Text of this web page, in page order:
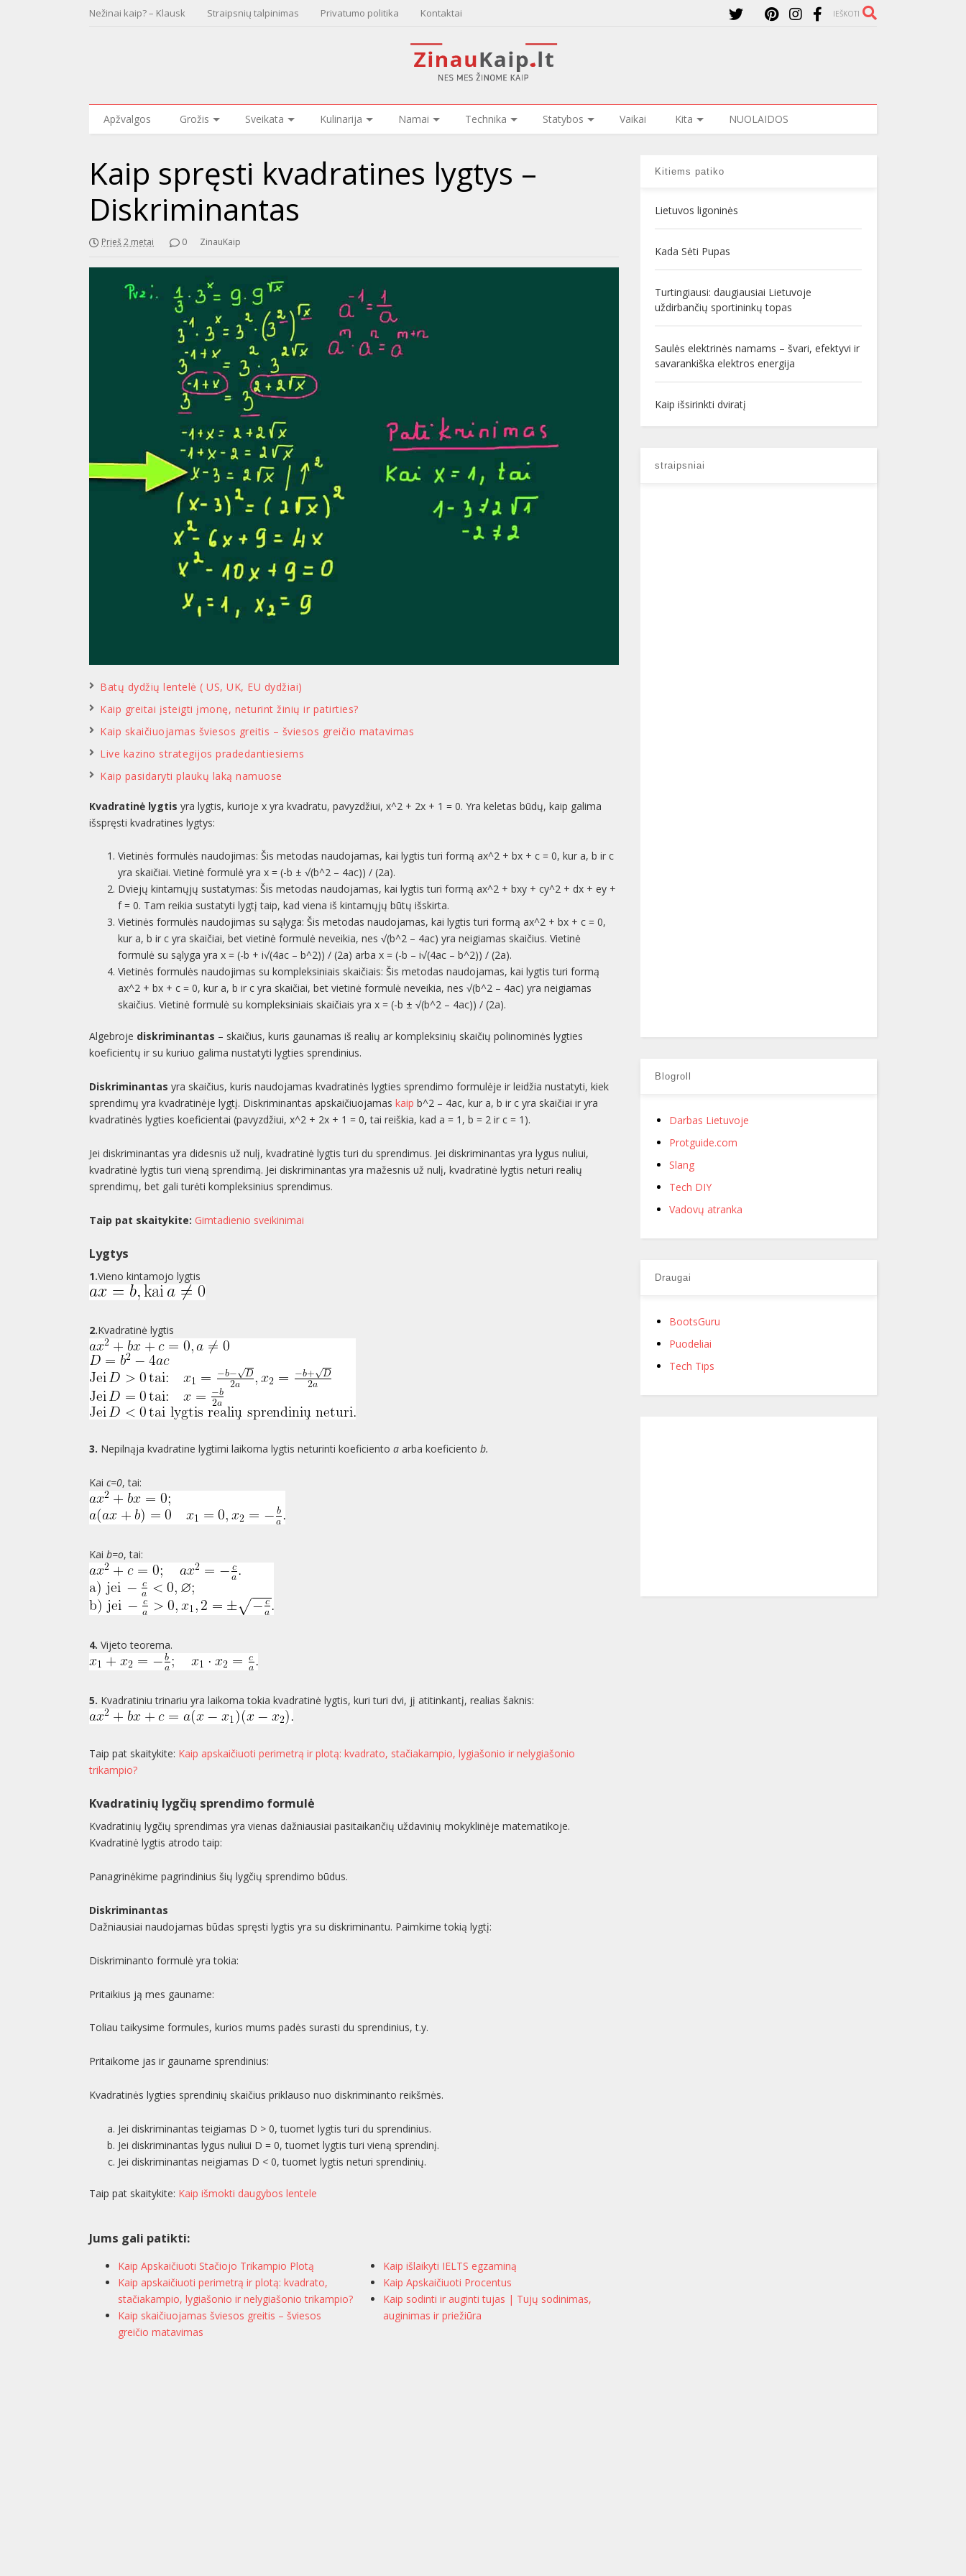
Nežinai kaip? – Klausk Straipsnių talpinimas Privatumo politika Kontaktai IEŠKOTI
Apžvalgos Grožis Sveikata Kulinarija Namai Technika Statybos Vaikai Kita NUOLAIDOS
Kaip spręsti kvadratines lygtys –
Diskriminantas
Prieš 2 metai 0 ZinauKaip
Batų dydžių lentelė ( US, UK, EU dydžiai)
Kaip greitai įsteigti įmonę, neturint žinių ir patirties?
Kaip skaičiuojamas šviesos greitis – šviesos greičio matavimas
Live kazino strategijos pradedantiesiems
Kaip pasidaryti plaukų laką namuose
Kvadratinė lygtis yra lygtis, kurioje x yra kvadratu, pavyzdžiui, x^2 + 2x + 1 = 0. Yra keletas būdų, kaip galima
išspręsti kvadratines lygtys:
Vietinės formulės naudojimas: Šis metodas naudojamas, kai lygtis turi formą ax^2 + bx + c = 0, kur a, b ir c
yra skaičiai. Vietinė formulė yra x = (-b ± √(b^2 – 4ac)) / (2a).
Dviejų kintamųjų sustatymas: Šis metodas naudojamas, kai lygtis turi formą ax^2 + bxy + cy^2 + dx + ey +
f = 0. Tam reikia sustatyti lygtį taip, kad viena iš kintamųjų būtų išskirta.
Vietinės formulės naudojimas su sąlyga: Šis metodas naudojamas, kai lygtis turi formą ax^2 + bx + c = 0,
kur a, b ir c yra skaičiai, bet vietinė formulė neveikia, nes √(b^2 – 4ac) yra neigiamas skaičius. Vietinė
formulė su sąlyga yra x = (-b + i√(4ac – b^2)) / (2a) arba x = (-b – i√(4ac – b^2)) / (2a).
Vietinės formulės naudojimas su kompleksiniais skaičiais: Šis metodas naudojamas, kai lygtis turi formą
ax^2 + bx + c = 0, kur a, b ir c yra skaičiai, bet vietinė formulė neveikia, nes √(b^2 – 4ac) yra neigiamas
skaičius. Vietinė formulė su kompleksiniais skaičiais yra x = (-b ± √(b^2 – 4ac)) / (2a).
Algebroje diskriminantas – skaičius, kuris gaunamas iš realių ar kompleksinių skaičių polinominės lygties
koeficientų ir su kuriuo galima nustatyti lygties sprendinius.
Diskriminantas yra skaičius, kuris naudojamas kvadratinės lygties sprendimo formulėje ir leidžia nustatyti, kiek
sprendimų yra kvadratinėje lygtį. Diskriminantas apskaičiuojamaskaip b^2 – 4ac, kur a, b ir c yra skaičiai ir yra
kvadratinės lygties koeficientai (pavyzdžiui, x^2 + 2x + 1 = 0, tai reiškia, kad a = 1, b = 2 ir c = 1).
Jei diskriminantas yra didesnis už nulį, kvadratinė lygtis turi du sprendimus. Jei diskriminantas yra lygus nuliui,
kvadratinė lygtis turi vieną sprendimą. Jei diskriminantas yra mažesnis už nulį, kvadratinė lygtis neturi realių
sprendimų, bet gali turėti kompleksinius sprendimus.
Taip pat skaitykite: Gimtadienio sveikinimai
Lygtys
1.Vieno kintamojo lygtis
2.Kvadratinė lygtis
3. Nepilnąja kvadratine lygtimi laikoma lygtis neturinti koeficientoa arba koeficientob.
Kaic=0, tai:
Kaib=o, tai:
4.Vijeto teorema.
5. Kvadratiniu trinariu yra laikoma tokia kvadratinė lygtis, kuri turi dvi, jį atitinkantį, realias šaknis:
Taip pat skaitykite: Kaip apskaičiuoti perimetrą ir plotą: kvadrato, stačiakampio, lygiašonio ir nelygiašonio
trikampio?
Kvadratinių lygčių sprendimo formulė
Kvadratinių lygčių sprendimas yra vienas dažniausiai pasitaikančių uždavinių mokyklinėje matematikoje.
Kvadratinė lygtis atrodo taip:
Panagrinėkime pagrindinius šių lygčių sprendimo būdus.
Diskriminantas
Dažniausiai naudojamas būdas spręsti lygtis yra su diskriminantu. Paimkime tokią lygtį:
Diskriminanto formulė yra tokia:
Pritaikius ją mes gauname:
Toliau taikysime formules, kurios mums padės surasti du sprendinius, t.y.
Pritaikome jas ir gauname sprendinius:
Kvadratinės lygties sprendinių skaičius priklauso nuo diskriminanto reikšmės.
Jei diskriminantas teigiamas D > 0, tuomet lygtis turi du sprendinius.
Jei diskriminantas lygus nuliui D = 0, tuomet lygtis turi vieną sprendinį.
Jei diskriminantas neigiamas D < 0, tuomet lygtis neturi sprendinių.
Taip pat skaitykite: Kaip išmokti daugybos lentele
Jums gali patikti:
Kaip Apskaičiuoti Stačiojo Trikampio Plotą
Kaip apskaičiuoti perimetrą ir plotą: kvadrato,
stačiakampio, lygiašonio ir nelygiašonio trikampio?
Kaip skaičiuojamas šviesos greitis – šviesos
greičio matavimas
Kaip išlaikyti IELTS egzaminą
Kaip Apskaičiuoti Procentus
Kaip sodinti ir auginti tujas | Tujų sodinimas,
auginimas ir priežiūra
Kitiems patiko
Lietuvos ligoninės
Kada Sėti Pupas
Turtingiausi: daugiausiai Lietuvoje
uždirbančių sportininkų topas
Saulės elektrinės namams – švari, efektyvi ir
savarankiška elektros energija
Kaip išsirinkti dviratį
straipsniai
Blogroll
Darbas Lietuvoje
Protguide.com
Slang
Tech DIY
Vadovų atranka
Draugai
BootsGuru
Puodeliai
Tech Tips